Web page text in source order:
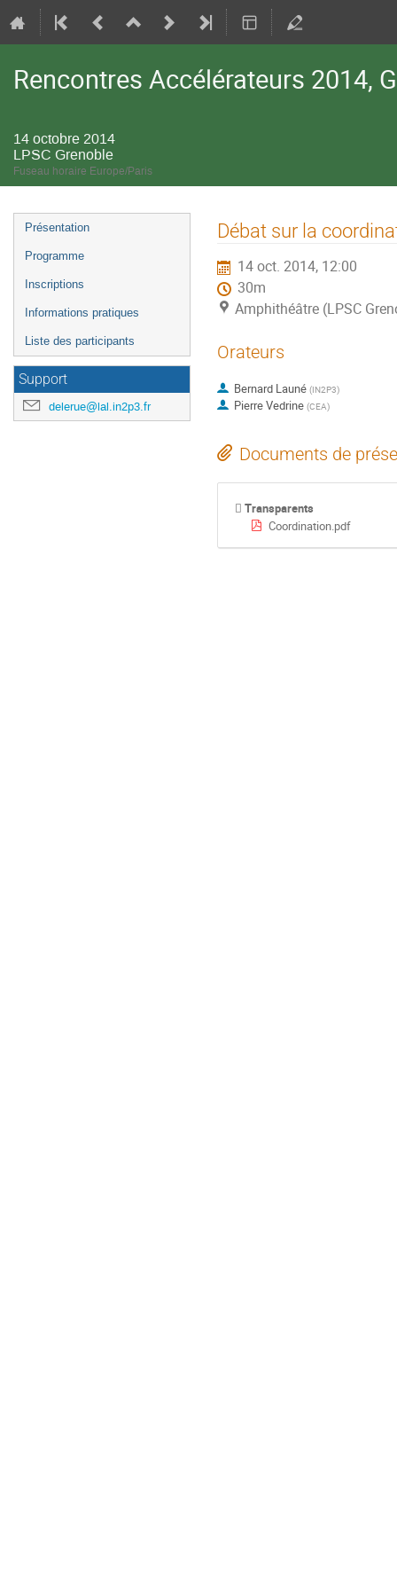
Rencontres Accélérateurs 2014,
14 octobre 2014
LPSC Grenoble
Fuseau horaire Europe/Paris
Menu
de
Présentation
Programme
Inscriptions
Informations pratiques
Liste des participants
Support
delerue@lal.in2p3.fr
Débat sur la
14 oct. 2014, 12:00
30m
Amphithéâtre (LPSC
Orateurs
Bernard Launé (IN2P3)
Pierre Vedrine (CEA)
Documents de
Transparents
Coordination.pdf